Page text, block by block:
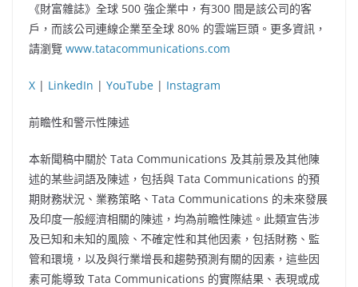
《財富雜誌》全球 500 強企業中，有300 間是該公司的客
戶，而該公司連線企業至全球 80% 的雲端巨頭。更多資訊，
請瀏覽 www.tatacommunications.com
X | LinkedIn | YouTube | Instagram
前瞻性和警示性陳述
本新聞稿中關於 Tata Communications 及其前景及其他陳
述的某些詞語及陳述，包括與 Tata Communications 的預
期財務狀況、業務策略、Tata Communications 的未來發展
及印度一般經濟相關的陳述，均為前瞻性陳述。此類宣告涉
及已知和未知的風險、不確定性和其他因素，包括財務、監
管和環境，以及與行業增長和趨勢預測有關的因素，這些因
素可能導致 Tata Communications 的實際結果、表現或成